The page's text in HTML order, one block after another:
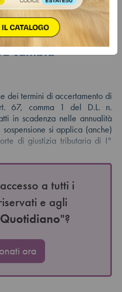
applica anche ai
successive
cambia
dei termini di accertamento di
67, comma 1 del D.L. n.
in scadenza nelle annualità
si applica (anche)
di giustizia tributaria di I°
a tutti i
e agli
Quotidiano"?
ora